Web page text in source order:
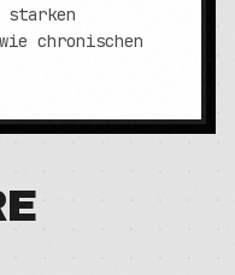
starken
chronischen